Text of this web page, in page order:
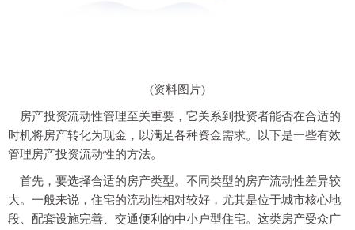
(资料图片)
房产投资流动性管理至关重要，它关系到投资者能否在合适的
时机将房产转化为现金，以满足各种资金需求。以下是一些有效
管理房产投资流动性的方法。
首先，要选择合适的房产类型。不同类型的房产流动性差异较
大。一般来说，住宅的流动性相对较好，尤其是位于城市核心地
段、配套设施完善、交通便利的中小户型住宅。这类房产受众广